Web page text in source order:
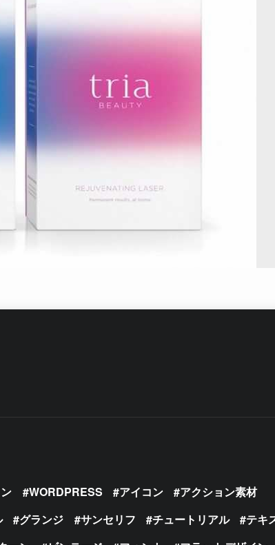
WORDPRESS アイコン
アクション素材
グランジ サンセリフ チュートリアル
テキ